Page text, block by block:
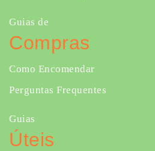
Guias de
Compras
Como Encomendar
Perguntas Frequentes
Guias
Úteis